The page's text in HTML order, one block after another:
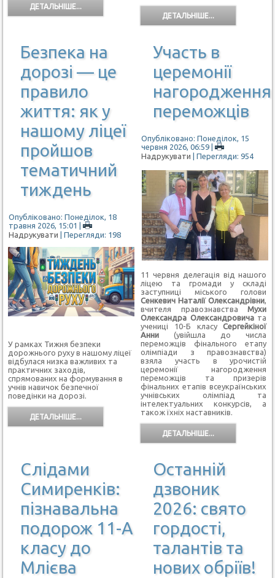
ДЕТАЛЬНІШЕ...
ДЕТАЛЬНІШЕ...
Безпека на
дорозі — це
правило
життя: як у
нашому ліцеї
пройшов
тематичний
тиждень
Опубліковано: Понеділок, 18
травня 2026, 15:01
|
Надрукувати
| Перегляди: 198
У рамках Тижня безпеки
дорожнього руху в нашому ліцеї
відбулася низка важливих та
практичних заходів,
спрямованих на формування в
учнів навичок безпечної
поведінки на дорозі.
ДЕТАЛЬНІШЕ...
Участь в
церемонії
нагородження
переможців
Опубліковано: Понеділок, 15
червня 2026, 06:59|
Надрукувати
| Перегляди: 954
11 червня делегація від нашого
ліцею та громади у складі
заступниці міського голови
Сенкевич Наталії Олександрівни
вчителя правознавстваМухи
Олександра Олександровичата
учениці 10-Б класуСергейкіної
Анни(увійшла до числа
переможців фінального етапу
олімпіади з правознавства)
взяла участь в урочистій
церемонії нагородження
переможців та призерів
фінальних етапів всеукраїнських
учнівських олімпіад та
інтелектуальних конкурсів, а
також їхніх наставників.
ДЕТАЛЬНІШЕ...
Слідами
Симиренків:
пізнавальна
подорож 11-А
класу до
Млієва
Останній
дзвоник
2026: свято
гордості,
талантів та
нових обріїв!